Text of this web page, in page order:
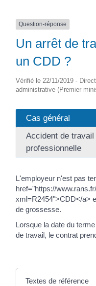
Question-réponse
Un arrêt de
un CDD ?
Vérifié le 22/11/2019 -
administrative (Premier
Cas général
Accident de
professionnelle
L'employeur n'est pas
href="https://
xml=R2454">CDD</a>
de grossesse.
Lorsque la date du
de travail, le contrat
Textes de référence